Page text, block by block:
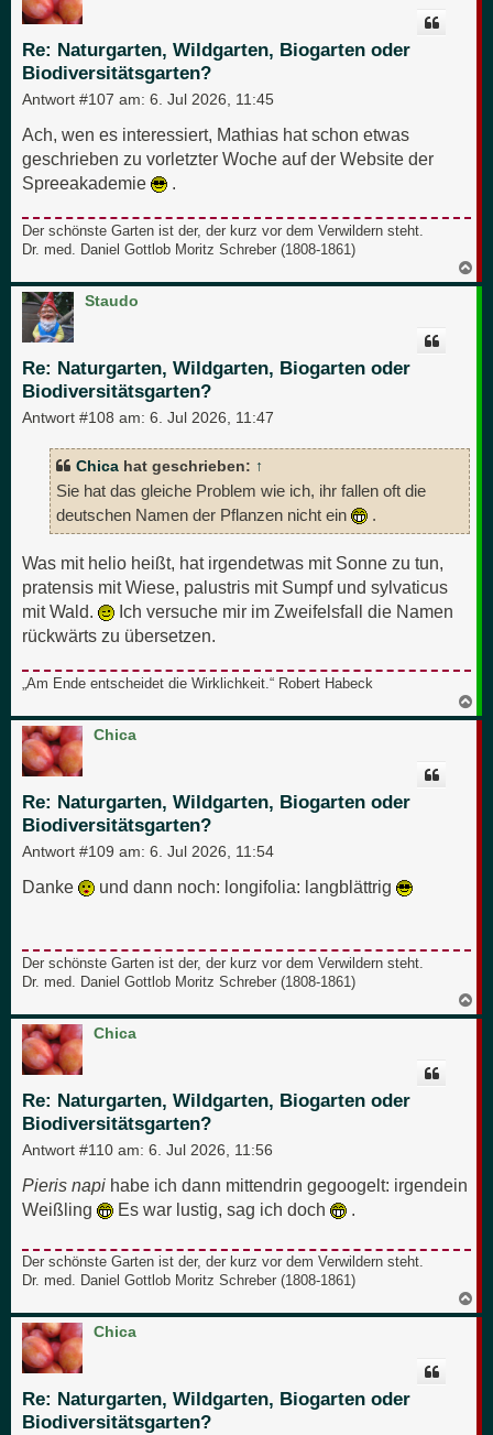
Re: Naturgarten, Wildgarten, Biogarten oder
Biodiversitätsgarten?
Antwort #107 am: 6. Jul 2026, 11:45
Ach, wen es interessiert, Mathias hat schon etwas
geschrieben zu vorletzter Woche auf der Website der
Spreeakademie
.
Der schönste Garten ist der, der kurz vor dem Verwildern steht.
Dr. med. Daniel Gottlob Moritz Schreber (1808-1861)
a
Staudo
Re: Naturgarten, Wildgarten, Biogarten oder
Biodiversitätsgarten?
Antwort #108 am: 6. Jul 2026, 11:47
Chica hat geschrieben: ↑
Sie hat das gleiche Problem wie ich, ihr fallen oft die
deutschen Namen der Pflanzen nicht ein
.
Was mit helio heißt, hat irgendetwas mit Sonne zu tun,
pratensis mit Wiese, palustris mit Sumpf und sylvaticus
mit Wald.
Ich versuche mir im Zweifelsfall die Namen
rückwärts zu übersetzen.
„Am Ende entscheidet die Wirklichkeit.“ Robert Habeck
a
Chica
Re: Naturgarten, Wildgarten, Biogarten oder
Biodiversitätsgarten?
Antwort #109 am: 6. Jul 2026, 11:54
Danke und dann noch: longifolia: langblättrig
Der schönste Garten ist der, der kurz vor dem Verwildern steht.
Dr. med. Daniel Gottlob Moritz Schreber (1808-1861)
a
Chica
Re: Naturgarten, Wildgarten, Biogarten oder
Biodiversitätsgarten?
Antwort #110 am: 6. Jul 2026, 11:56
Pieris napi habe ich dann mittendrin gegoogelt: irgendein
Weißling
Es war lustig, sag ich doch .
Der schönste Garten ist der, der kurz vor dem Verwildern steht.
Dr. med. Daniel Gottlob Moritz Schreber (1808-1861)
a
Chica
Re: Naturgarten, Wildgarten, Biogarten oder
Biodiversitätsgarten?